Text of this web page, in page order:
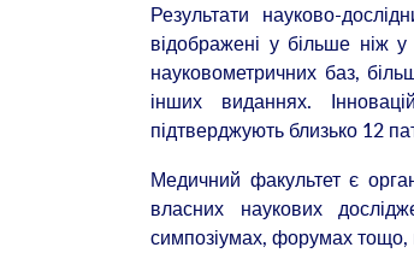
Результати науково-
відображені у більше ніж
науковометричних баз,
інших виданнях.
підтверджують близько 12
Медичний факультет є
власних наукових
симпозіумах, форумах тощо,